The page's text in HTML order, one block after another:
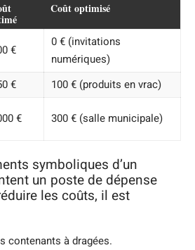
Coût optimisé
€
0 € (invitations
numériques)
€
100 € (produits en vrac)
€ 300 € (salle municipale)
symboliques d’un
un poste de dépense
les coûts, il est
contenants à dragées.